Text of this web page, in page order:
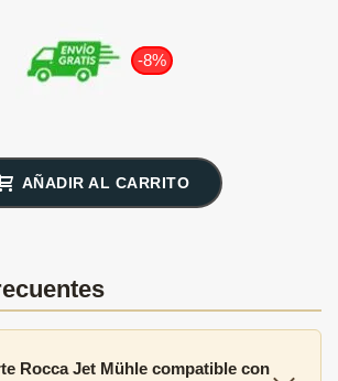
-8%
AÑADIR AL CARRITO
Rocca Jet Mühle compatible con